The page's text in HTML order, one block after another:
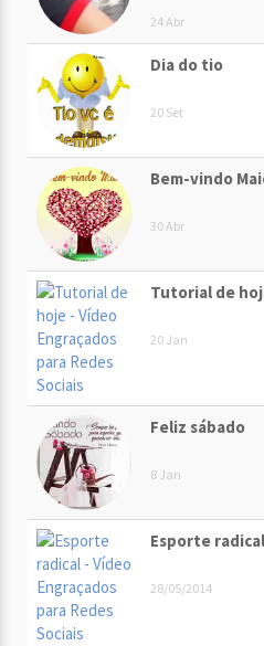
24 Abr
Dia do tio
20 Set
Bem-vindo
30 Abr
Tutorial de
20 Jan
Feliz sábado
8 Jan
Esporte radical
28/05/2014